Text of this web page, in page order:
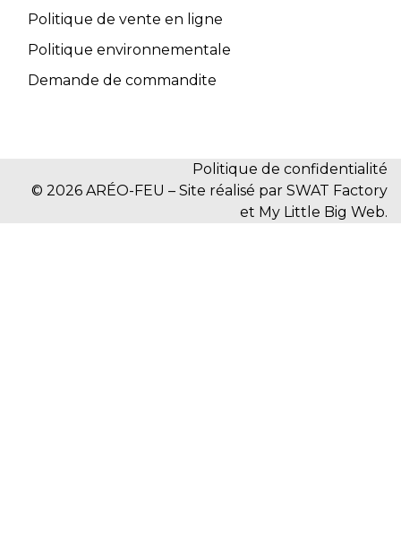
Politique de vente en ligne
Politique environnementale
Demande de commandite
Politique de confidentialité
© 2026 ARÉO-FEU – Site réalisé par SWAT Factory
et My Little Big Web.